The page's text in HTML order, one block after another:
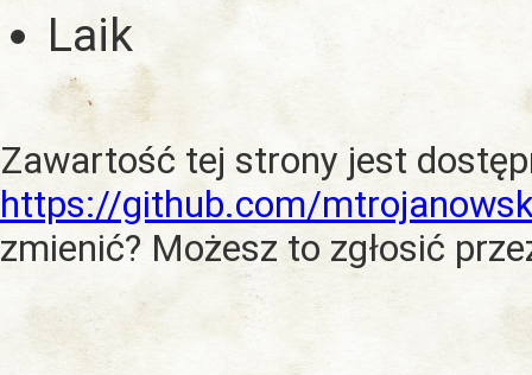
Laik
Zawartość tej strony jest
https://github.com/
zmienić? Możesz to zgłosić